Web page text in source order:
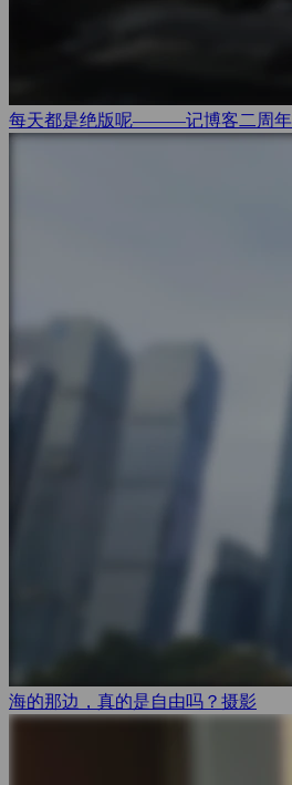
每天都是绝版呢———记博客二周年
海的那边，真的是自由吗？ 摄影